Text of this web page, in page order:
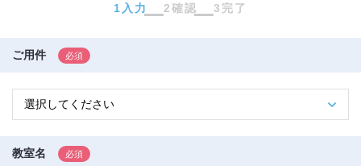
1入力 2確認 3完了
ご用件
教室名